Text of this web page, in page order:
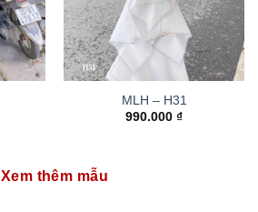
MLH – H31
990.000 ₫
Xem thêm mẫu